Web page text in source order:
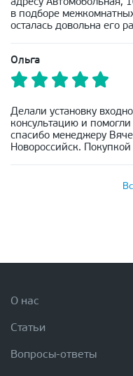
адресу Автомобольная,
в подборе
осталась довольна его
Ольга
Делали установку
консультацию и
спасибо менеджеру
Новороссийск.
О нас
Статьи
Вопросы-ответы